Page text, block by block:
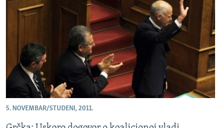
5. NOVEMBAR/STUDENI, 2011.